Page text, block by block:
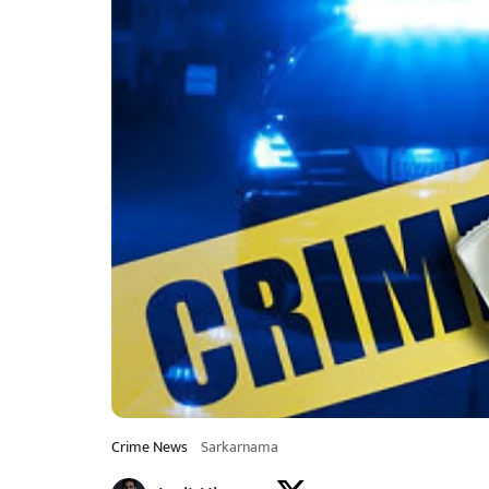
Crime News Sarkarnama